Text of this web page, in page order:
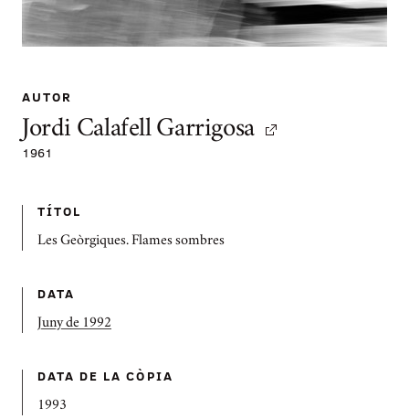
AUTOR
Jordi Calafell Garrigosa
1961
TÍTOL
Les Geòrgiques. Flames sombres
DATA
Juny de 1992
DATA DE LA CÒPIA
1993